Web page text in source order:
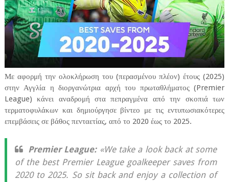
Με αφορμή την ολοκλήρωση του (περασμένου πλέον) έτους (2025)
στην Αγγλία η διοργανώτρια αρχή του πρωταθλήματος (Premier
League) κάνει αναδρομή στα πεπραγμένα από την σκοπιά των
τερματοφυλάκων και δημιούργησε βίντεο με τις εντυπωσιακότερες
επεμβάσεις σε βάθος πενταετίας, από το 2020 έως το 2025.
Premier League:«We take a look back at some
of the best Premier League goalkeeper saves from
2020 to 2025. So sit back and enjoy a collection of